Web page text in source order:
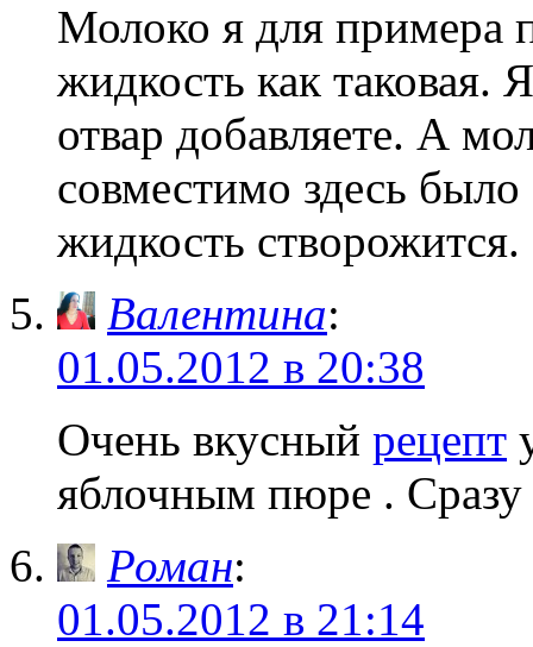
Молоко я для примера
жидкость как таковая.
отвар добавляете. А
совместимо здесь
жидкость створожится.
Валентина:
01.05.2012 в 20:38
Очень вкусный рецепт
яблочным пюре . Сразу
Роман:
01.05.2012 в 21:14